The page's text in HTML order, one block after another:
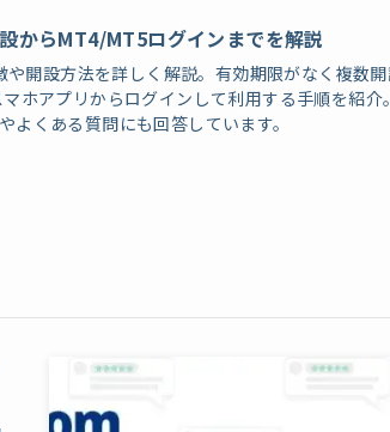
からMT4/MT5ログインまでを解説
開設方法を詳しく解説。有効期限がなく複数
ホアプリからログインして利用する手順を紹介
よくある質問にも回答しています。